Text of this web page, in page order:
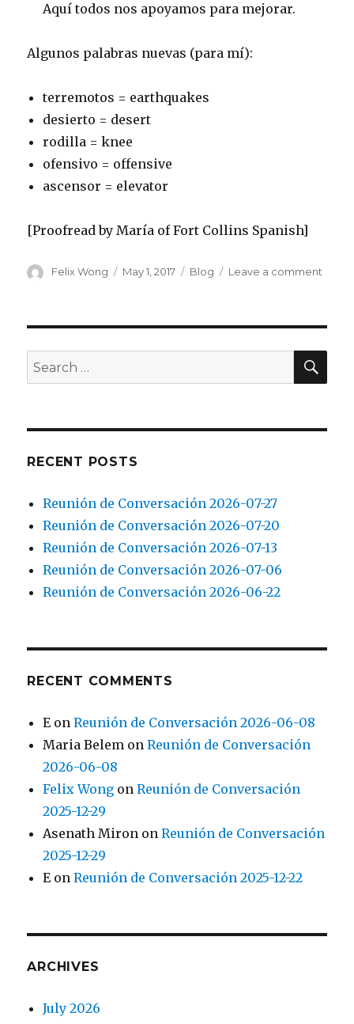
Aquí todos nos apoyamos para mejorar.
Algunos palabras nuevas (para mí):
terremotos = earthquakes
desierto = desert
rodilla = knee
ofensivo = offensive
ascensor = elevator
[Proofread by María of Fort Collins Spanish]
Author
Felix Wong
Posted
May 1, 2017 Categories
Blog Leave a comment
01
Search
for:
RECENT POSTS
Reunión de Conversación 2026-07-27
Reunión de Conversación 2026-07-20
Reunión de Conversación 2026-07-13
Reunión de Conversación 2026-07-06
Reunión de Conversación 2026-06-22
RECENT COMMENTS
E onReunión de Conversación 2026-06-08
Maria Belem onReunión de Conversación
2026-06-08
Felix Wong onReunión de Conversación
2025-12-29
Asenath Miron onReunión de Conversación
2025-12-29
E onReunión de Conversación 2025-12-22
ARCHIVES
July 2026